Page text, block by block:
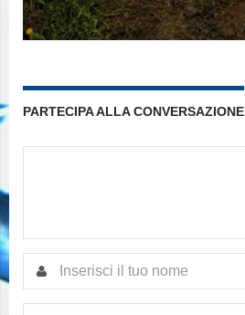
PARTECIPA ALLA CONVERSAZIONE